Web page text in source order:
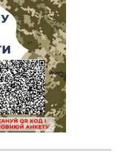
сонячну
гривень
з полеглим на
зупинку і
Бондаренко
в автівці: у ТЦК